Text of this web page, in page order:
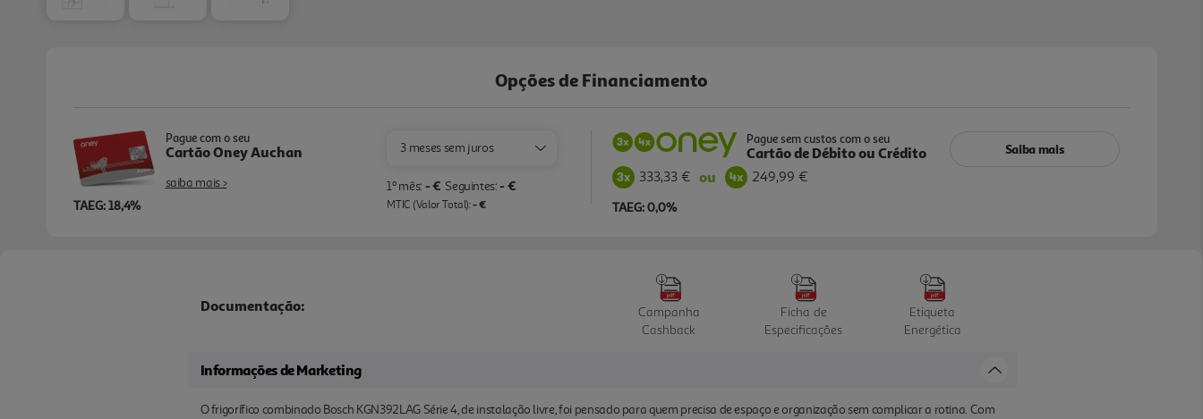
Opções de Financiamento
TAEG: 18,4%
Pague com o seu
Cartão Oney Auchan
saiba mais >
3 meses sem juros
1º mês: - € Seguintes:- €
MTIC (Valor Total):- €
Pague sem custos com o seu
Cartão de Débito ou Crédito
333,33 € ou 249,99 €
TAEG: 0,0%
Saiba mais
Documentação:
Campanha
Cashback
Ficha de
Especificações
Etiqueta
Energética
Informações de Marketing
O frigorífico combinado Bosch KGN392LAG Série 4, de instalação livre, foi pensado para quem precisa de espaço e organização sem complicar a rotina. Com